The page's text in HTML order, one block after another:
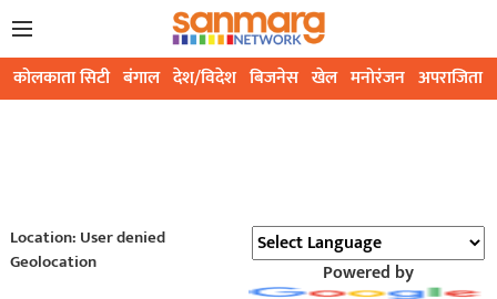
कोलकाता सिटी बंगाल देश/विदेश बिजनेस खेल मनोरंजन अपराजिता
Location: User denied
Geolocation
Powered by